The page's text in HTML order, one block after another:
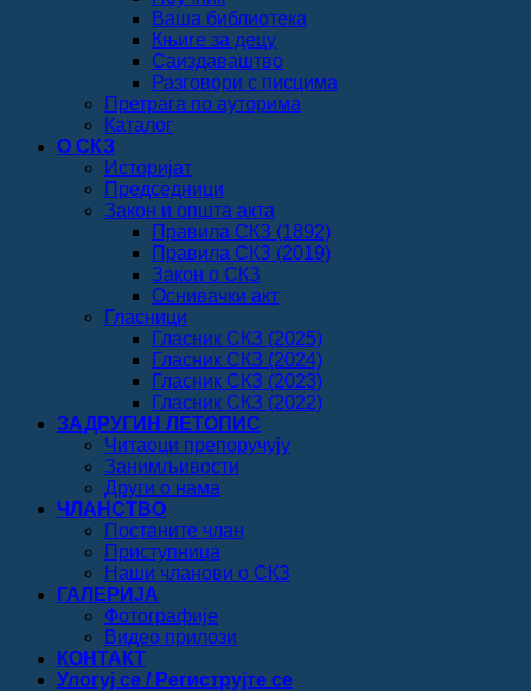
Ваша библиотека
Књиге за децу
Саиздаваштво
Разговори с писцима
Претрага по ауторима
Каталог
О СКЗ
Историјат
Председници
Закон и општа акта
Правила СКЗ (1892)
Правила СКЗ (2019)
Закон о СКЗ
Оснивачки акт
Гласници
Гласник СКЗ (2025)
Гласник СКЗ (2024)
Гласник СКЗ (2023)
Гласник СКЗ (2022)
ЗАДРУГИН ЛЕТОПИС
Читаоци препоручују
Занимљивости
Други о нама
ЧЛАНСТВО
Постаните члан
Приступница
Наши чланови о СКЗ
ГАЛЕРИЈА
Фотографије
Видео прилози
КОНТАКТ
Улогуј се / Региструјте се